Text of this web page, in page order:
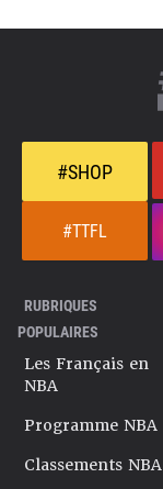
#SHOP
#TTFL
RUBRIQUES
POPULAIRES
Les Français en
NBA
Programme NBA
Classements NBA